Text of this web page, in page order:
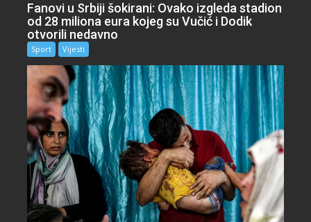
Fanovi u Srbiji šokirani: Ovako izgleda stadion
od 28 miliona eura kojeg su Vučić i Dodik
otvorili nedavno
Sport Vijesti